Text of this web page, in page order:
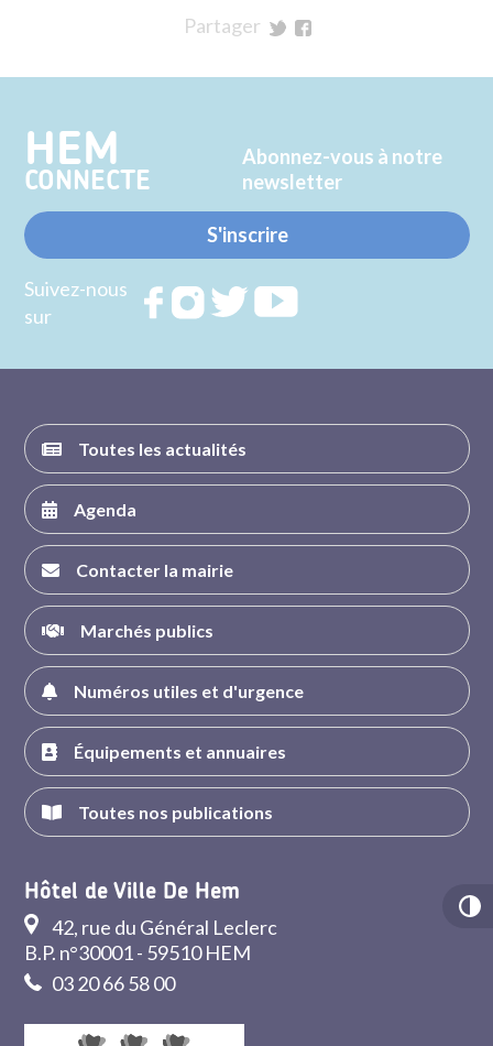
Partager
Twitter
Facebook
HEM
CONNECTE
Abonnez-vous à notre
newsletter
S'inscrire
Suivez-nous
sur
RejoignezRejoignezRejoignez
Toutes les actualités
Agenda
Contacter la mairie
Marchés publics
Numéros utiles et d'urgence
Équipements et annuaires
Toutes nos publications
Hôtel de Ville De Hem
42, rue du Général Leclerc
B.P. n°30001 - 59510 HEM
03 20 66 58 00